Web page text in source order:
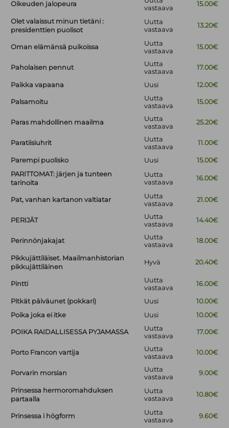
Oikeuden jalopeura
vastaava
15.00€
Olet valaissut minun tietäni :
presidenttien puolisot
Uutta
vastaava
13.20€
Oman elämänsä puikoissa
Uutta
vastaava
15.00€
Paholaisen pennut
Uutta
vastaava
17.00€
Paikka vapaana Uusi 12.00€
Palsamoitu
Uutta
vastaava
15.00€
Paras mahdollinen maailma
Uutta
vastaava
25.20€
Paratiisiuhrit
Uutta
vastaava
11.00€
Parempi puolisko Uusi
15.00€
PARITTOMAT: järjen ja tunteen
tarinoita
Uutta
vastaava
16.00€
Pat, vanhan kartanon valtiatar
Uutta
vastaava
21.00€
PERIJÄT
Uutta
vastaava
14.40€
Perinnönjakajat
Uutta
vastaava
18.00€
Pikkujättiläiset. Maailmanhistorian
pikkujättiläinen
Hyvä 20.40€
Pintti
Uutta
vastaava
16.00€
Pitkät päiväunet (pokkari) Uusi
10.00€
Poika joka ei itke
Uusi 10.00€
POIKA RAIDALLISESSA PYJAMASSA
Uutta
vastaava
17.00€
Porto Francon vartija
Uutta
vastaava
10.00€
Porvarin morsian
Uutta
vastaava
9.00€
Prinsessa hermoromahduksen
partaalla
Uutta
vastaava
10.80€
Prinsessa i högform
Uutta
vastaava
9.60€